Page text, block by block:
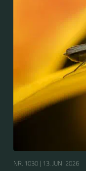
NR. 1030 | 13. JUNI 2026